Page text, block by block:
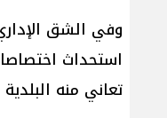
وفي الشق
استحداث
تعاني منه